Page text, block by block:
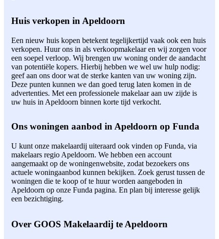
Huis verkopen in Apeldoorn
Een nieuw huis kopen betekent tegelijkertijd vaak ook een huis
verkopen. Huur ons in als verkoopmakelaar en wij zorgen voor
een soepel verloop. Wij brengen uw woning onder de aandacht
van potentiële kopers. Hierbij hebben we wel uw hulp nodig:
geef aan ons door wat de sterke kanten van uw woning zijn.
Deze punten kunnen we dan goed terug laten komen in de
advertenties. Met een professionele makelaar aan uw zijde is
uw huis in Apeldoorn binnen korte tijd verkocht.
Ons woningen aanbod in Apeldoorn op Funda
U kunt onze makelaardij uiteraard ook vinden op Funda, via
makelaars regio Apeldoorn. We hebben een account
aangemaakt op de woningenwebsite, zodat bezoekers ons
actuele woningaanbod kunnen bekijken. Zoek gerust tussen de
woningen die te koop of te huur worden aangeboden in
Apeldoorn op onze Funda pagina. En plan bij interesse gelijk
een bezichtiging.
Over GOOS Makelaardij te Apeldoorn